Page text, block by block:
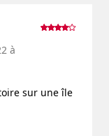
à
sur une île